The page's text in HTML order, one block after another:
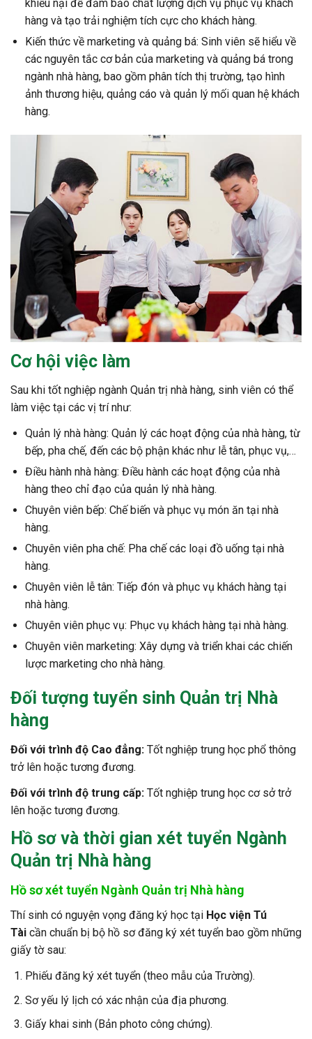
khiếu nại để đảm bảo chất lượng dịch vụ phục vụ khách
hàng và tạo trải nghiệm tích cực cho khách hàng.
Kiến thức về marketing và quảng bá: Sinh viên sẽ hiểu về
các nguyên tắc cơ bản của marketing và quảng bá trong
ngành nhà hàng, bao gồm phân tích thị trường, tạo hình
ảnh thương hiệu, quảng cáo và quản lý mối quan hệ khách
hàng.
Cơ hội việc làm
Sau khi tốt nghiệp ngành Quản trị nhà hàng, sinh viên có thể
làm việc tại các vị trí như:
Quản lý nhà hàng: Quản lý các hoạt động của nhà hàng, từ
bếp, pha chế, đến các bộ phận khác như lễ tân, phục vụ,…
Điều hành nhà hàng: Điều hành các hoạt động của nhà
hàng theo chỉ đạo của quản lý nhà hàng.
Chuyên viên bếp: Chế biến và phục vụ món ăn tại nhà
hàng.
Chuyên viên pha chế: Pha chế các loại đồ uống tại nhà
hàng.
Chuyên viên lễ tân: Tiếp đón và phục vụ khách hàng tại
nhà hàng.
Chuyên viên phục vụ: Phục vụ khách hàng tại nhà hàng.
Chuyên viên marketing: Xây dựng và triển khai các chiến
lược marketing cho nhà hàng.
Đối tượng tuyển sinh Quản trị Nhà
hàng
Đối với trình độ Cao đẳng: Tốt nghiệp trung học phổ thông
trở lên hoặc tương đương.
Đối với trình độ trung cấp: Tốt nghiệp trung học cơ sở trở
lên hoặc tương đương.
Hồ sơ và thời gian xét tuyển Ngành
Quản trị Nhà hàng
Hồ sơ xét tuyển Ngành Quản trị Nhà hàng
Thí sinh có nguyện vọng đăng ký học tại Học viện Tú
Tài cần chuẩn bị bộ hồ sơ đăng ký xét tuyển bao gồm những
giấy tờ sau:
Phiếu đăng ký xét tuyển (theo mẫu của Trường).
Sơ yếu lý lịch có xác nhận của địa phương.
Giấy khai sinh (Bản photo công chứng).